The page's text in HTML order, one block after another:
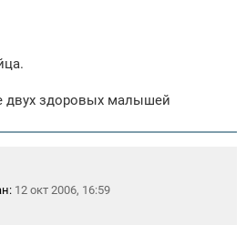
двух здоровых малышей
12 окт 2006, 16:59